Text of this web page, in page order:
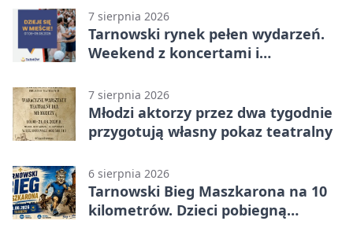
7 sierpnia 2026
Tarnowski rynek pełen wydarzeń.
Weekend z koncertami i
7 sierpnia 2026
Młodzi aktorzy przez dwa tygodnie
przygotują własny pokaz teatralny
6 sierpnia 2026
Tarnowski Bieg Maszkarona na 10
kilometrów. Dzieci pobiegną